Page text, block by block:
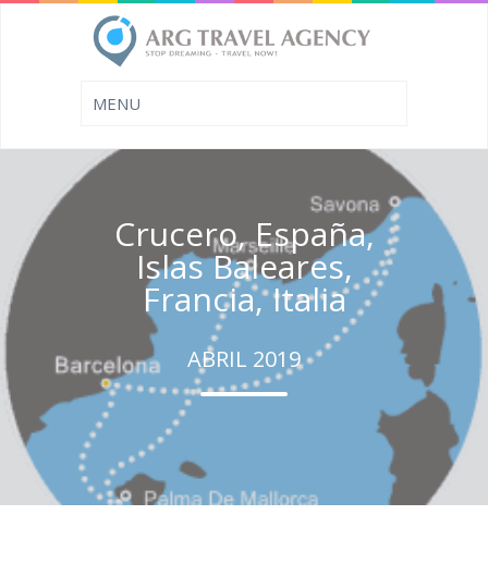
Crucero, España,
Islas Baleares,
Francia, Italia
ABRIL 2019